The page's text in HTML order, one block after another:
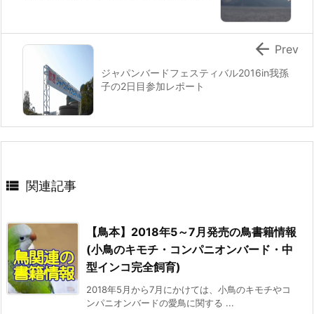
ジャパンバードフェスティバル2016in我孫
子の2日目参加レポート
 Prev
 関連記事
【鳥本】2018年5～7月発売の鳥書籍情報
(小鳥のキモチ・コンパニオンバード・中
型インコ完全飼育)
2018年5月から7月にかけては、小鳥のキモチやコ
ンパニオンバードの愛鳥に関する ...